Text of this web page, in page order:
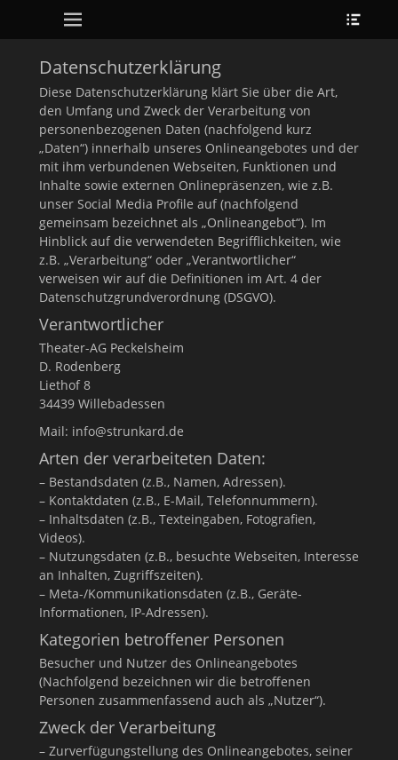
Erstes Menü
Zum
Inhalt:
Datenschutzerklärung
Diese Datenschutzerklärung klärt Sie über die Art,
den Umfang und Zweck der Verarbeitung von
personenbezogenen Daten (nachfolgend kurz
„Daten“) innerhalb unseres Onlineangebotes und der
mit ihm verbundenen Webseiten, Funktionen und
Inhalte sowie externen Onlinepräsenzen, wie z.B.
unser Social Media Profile auf (nachfolgend
gemeinsam bezeichnet als „Onlineangebot“). Im
Hinblick auf die verwendeten Begrifflichkeiten, wie
z.B. „Verarbeitung“ oder „Verantwortlicher“
verweisen wir auf die Definitionen im Art. 4 der
Datenschutzgrundverordnung (DSGVO).
Verantwortlicher
Theater-AG Peckelsheim
D. Rodenberg
Liethof 8
34439 Willebadessen
Mail: info@strunkard.de
Arten der verarbeiteten Daten:
– Bestandsdaten (z.B., Namen, Adressen).
– Kontaktdaten (z.B., E-Mail, Telefonnummern).
– Inhaltsdaten (z.B., Texteingaben, Fotografien,
Videos).
– Nutzungsdaten (z.B., besuchte Webseiten, Interesse
an Inhalten, Zugriffszeiten).
– Meta-/Kommunikationsdaten (z.B., Geräte-
Informationen, IP-Adressen).
Kategorien betroffener Personen
Besucher und Nutzer des Onlineangebotes
(Nachfolgend bezeichnen wir die betroffenen
Personen zusammenfassend auch als „Nutzer“).
Zweck der Verarbeitung
– Zurverfügungstellung des Onlineangebotes, seiner